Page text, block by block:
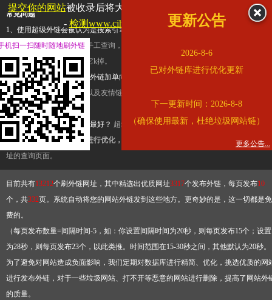
常见问题
1、使用超级外链会被认为是搜索引擎优化作弊吗？ 超级外链只是一个简便而集成
查询工具，模拟的是正常手工查询，不是作弊。如果是作弊，那您可以使用超级外
推广竞争对手的网址，让它k掉。
2、网站优化单纯依靠超级外链加单向链接可行吗？
链，需要结合普通的外链以及友情链接，您可以到站长论坛发布外链，到友情链接
台交换友情链接。
3、如何使用超级外链效果最好？ 超级外链不同于普通的外链，它是动态的链接，
有频繁使用超级外链工具进行优化，才能获得稳定的外链
，最终使搜索引擎收录带
址的查询页面。
目前共有13212个刷外链网址，其中精选出优质网址3317个发布外链，每页发布10
个，共332页。系统自动将您的网站外链发到这些地方。更奇妙的是，这一切都是免
费的。
（每页发布数量=间隔时间-5，如：你设置间隔时间为20秒，则每页发布15个；设置
为28秒，则每页发布23个，以此类推。时间范围在15-30秒之间，其他默认为20秒
为了避免对网站造成负面影响，我们定期对数据库进行精简、优化，挑选优质的网
进行发布外链，对于一些垃圾网站、打不开等恶意的网站进行删除，提高了网站外
的质量。
提交你的网站被收录后将大幅提升流量和外链，
查看展示页面
- 检测www.cihai123.com是否收录
更新公告
2026-8-6
已对外链库进行优化更新
下一更新时间：2026-8-8
（确保使用最新，杜绝垃圾网站链）
更多公告...
机扫一扫随时随地刷外链